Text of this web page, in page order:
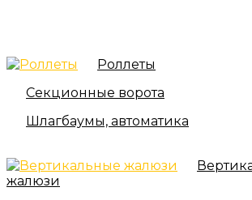
Роллеты
Секционные ворота
Шлагбаумы, автоматика
жалюзи